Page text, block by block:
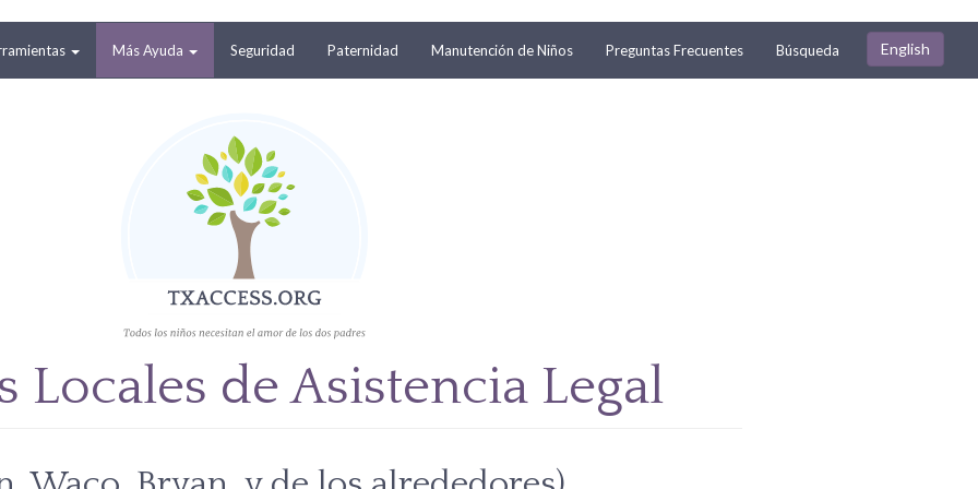
Más Ayuda Seguridad Paternidad Manutención de Niños Preguntas Frecuentes Búsqueda English
Locales de Asistencia Legal